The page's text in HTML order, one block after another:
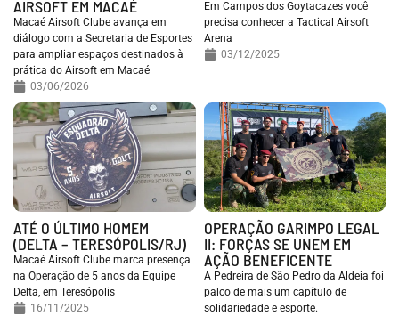
AIRSOFT EM MACAÉ
Macaé Airsoft Clube avança em
diálogo com a Secretaria de Esportes
para ampliar espaços destinados à
prática do Airsoft em Macaé
03/06/2026
Em Campos dos Goytacazes você
precisa conhecer a Tactical Airsoft
Arena
03/12/2025
ATÉ O ÚLTIMO HOMEM
(DELTA – TERESÓPOLIS/RJ)
Macaé Airsoft Clube marca presença
na Operação de 5 anos da Equipe
Delta, em Teresópolis
16/11/2025
OPERAÇÃO GARIMPO LEGAL
II: FORÇAS SE UNEM EM
AÇÃO BENEFICENTE
A Pedreira de São Pedro da Aldeia foi
palco de mais um capítulo de
solidariedade e esporte.